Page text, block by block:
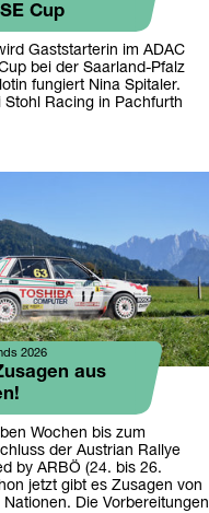
Cup
Gaststarterin im ADAC
bei der Saarland-Pfalz
fungiert Nina Spitaler.
Stohl Racing in Pachfurth
2026
aus
Wochen bis zum
der Austrian Rallye
by ARBÖ (24. bis 26.
jetzt gibt es Zusagen von
Nationen. Die Vorbereitungen